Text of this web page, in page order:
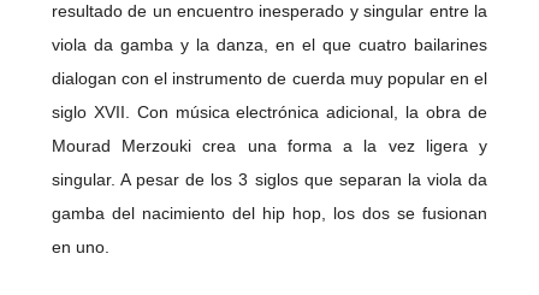
resultado de un encuentro inesperado y singular entre la
viola da gamba y la danza, en el que cuatro bailarines
dialogan con el instrumento de cuerda muy popular en el
siglo XVII. Con música electrónica adicional, la obra de
Mourad Merzouki crea una forma a la vez ligera y
singular. A pesar de los 3 siglos que separan la viola da
gamba del nacimiento del hip hop, los dos se fusionan
en uno.